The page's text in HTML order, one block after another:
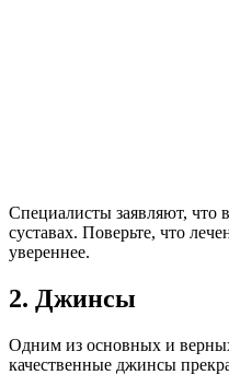
Специалисты заявляют, что
суставах. Поверьте, что
увереннее.
2. Джинсы
Одним из основных и
качественные джинсы